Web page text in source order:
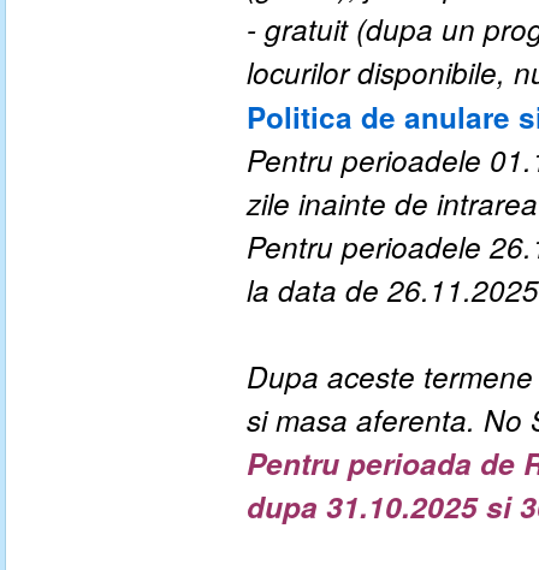
- gratuit (dupa un
locurilor disponibile,
Politica de anulare
Pentru perioadele
zile inainte de
Pentru perioadele
la data de
Dupa aceste
si masa aferenta. No
Pentru perioada de
dupa 31.10.2025 si